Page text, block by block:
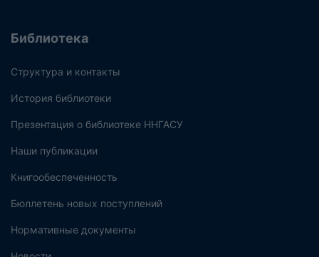
Библиотека
Структура и контакты
История библиотеки
Презентация о библиотеке ННГАСУ
Наши публикации
Книгообеспеченность
Бюллетень новых поступлений
Нормативные документы